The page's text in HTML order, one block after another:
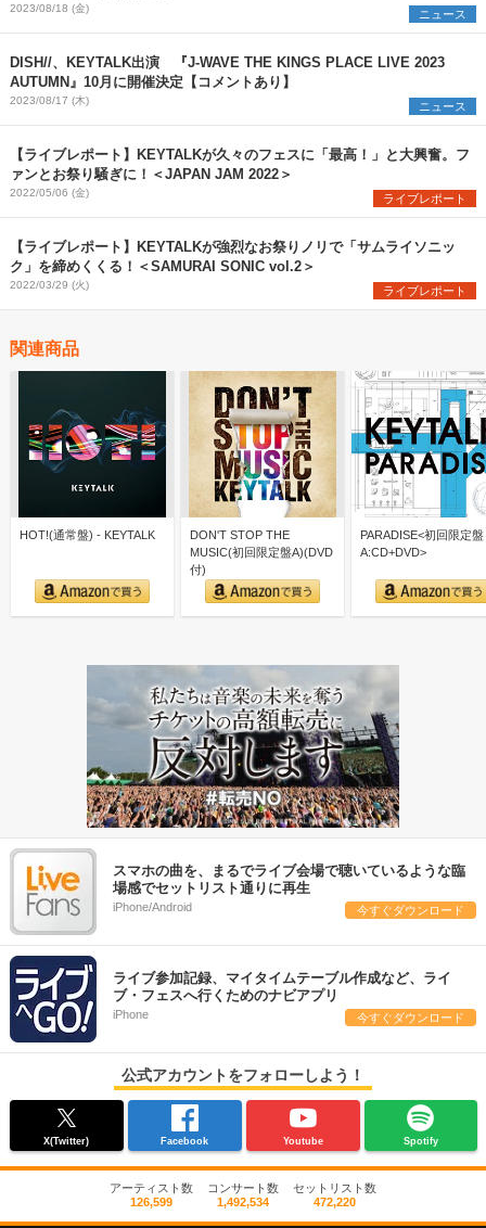
2023/08/18 (金) ニュース
DISH//、KEYTALK出演 『J-WAVE THE KINGS PLACE LIVE 2023
AUTUMN』10月に開催決定【コメントあり】
2023/08/17 (木) ニュース
【ライブレポート】KEYTALKが久々のフェスに「最高！」と大興奮。フ
ァンとお祭り騒ぎに！＜JAPAN JAM 2022＞
2022/05/06 (金) ライブレポート
【ライブレポート】KEYTALKが強烈なお祭りノリで「サムライソニッ
ク」を締めくくる！＜SAMURAI SONIC vol.2＞
2022/03/29 (火) ライブレポート
関連商品
HOT!(通常盤) - KEYTALK
DON'T STOP THE
MUSIC(初回限定盤A)(DVD
付)
PARADISE<初回限定盤
A:CD+DVD>
スマホの曲を、まるでライブ会場で聴いているような臨
場感でセットリスト通りに再生
iPhone/Android 今すぐダウンロード
ライブ参加記録、マイタイムテーブル作成など、ライ
ブ・フェスへ行くためのナビアプリ
iPhone 今すぐダウンロード
公式アカウントをフォローしよう！
X(Twitter) Facebook Youtube Spotify
アーティスト数
126,599
コンサート数
1,492,534
セットリスト数
472,220